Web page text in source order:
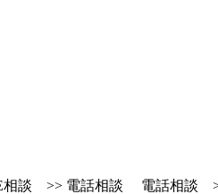
相談 >> 電話相談 電話相談